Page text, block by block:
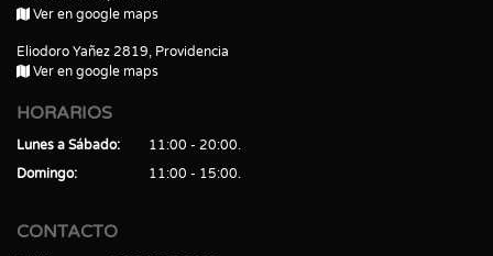
Ver en google maps
Eliodoro Yañez 2819, Providencia
Ver en google maps
HORARIOS
Lunes a Sábado
11:00 - 20:00
Domingo
11:00 - 15:00
CONTACTO